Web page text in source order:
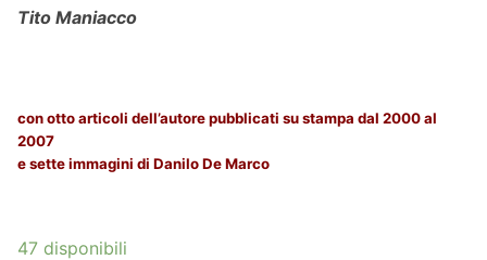
Tito Maniacco
con otto articoli dell’autore pubblicati su stampa dal 2000 al
2007
e sette immagini di Danilo De Marco
47 disponibili